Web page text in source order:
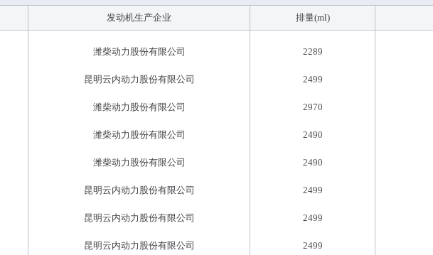
发动机生产企业 排量(ml)
潍柴动力股份有限公司
昆明云内动力股份有限公司
潍柴动力股份有限公司
潍柴动力股份有限公司
潍柴动力股份有限公司
昆明云内动力股份有限公司
昆明云内动力股份有限公司
昆明云内动力股份有限公司
2289
2499
2970
2490
2490
2499
2499
2499